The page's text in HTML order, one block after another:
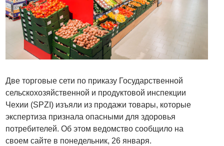
Две торговые сети по приказу Государственной
сельскохозяйственной и продуктовой инспекции
Чехии (SPZI) изъяли из продажи товары, которые
экспертиза признала опасными для здоровья
потребителей. Об этом ведомство сообщило на
своем сайте в понедельник, 26 января.